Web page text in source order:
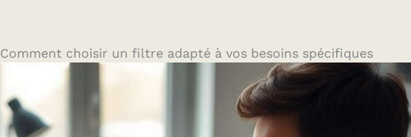
Comment choisir un filtre adapté à vos besoins spécifiques